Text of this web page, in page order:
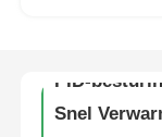
Fabrieksreis